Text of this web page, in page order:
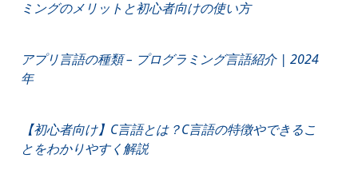
ミングのメリットと初心者向けの使い方
アプリ言語の種類 – プログラミング言語紹介 | 2024
年
【初心者向け】C言語とは？C言語の特徴やできるこ
とをわかりやすく解説